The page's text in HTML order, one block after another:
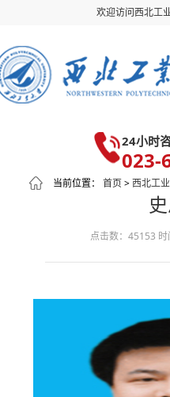
欢迎访问西北工
24小时
023-
当前位置： 首页>西北工
点击数：45153